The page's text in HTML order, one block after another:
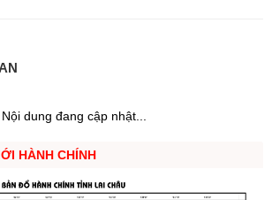
Nội dung đang cập nhật...
HÀNH CHÍNH